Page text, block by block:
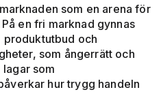
som en arena för
en fri marknad gynnas
produktutbud och
som ångerrätt och
som
hur trygg handeln